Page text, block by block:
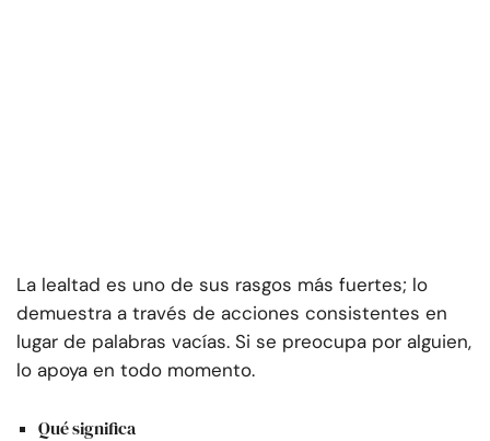
La lealtad es uno de sus rasgos más fuertes; lo
demuestra a través de acciones consistentes en
lugar de palabras vacías. Si se preocupa por alguien,
lo apoya en todo momento.
Qué significa